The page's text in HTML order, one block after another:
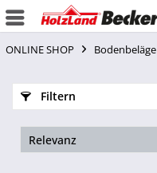
ONLINE SHOP Bodenbeläge
Filtern